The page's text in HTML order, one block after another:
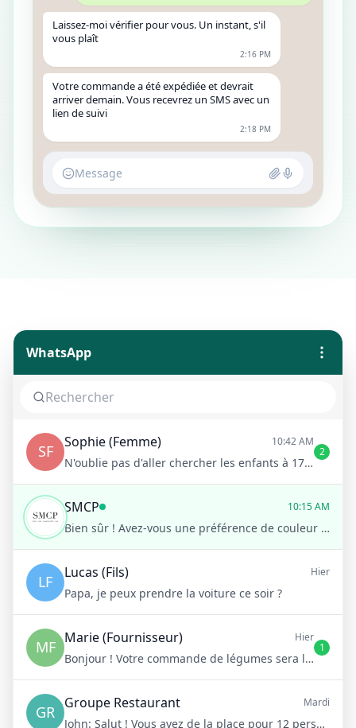
Laissez-moi vérifier pour vous. Un instant, s'il
vous plaît
2:16 PM
Votre commande a été expédiée et devrait
arriver demain. Vous recevrez un SMS avec un
lien de suivi
2:18 PM
Message
WhatsApp
SF Sophie (Femme) 10:42 AM
N'oublie pas d'aller chercher les enfants à 17h !
2
SMCP 10:15 AM
Bien sûr ! Avez-vous une préférence de couleur ou de style ?
LF Lucas (Fils) Hier
Papa, je peux prendre la voiture ce soir ?
MF Marie (Fournisseur) Hier
Bonjour ! Votre commande de légumes sera livrée demain matin à 8h
1
GR Groupe Restaurant Mardi
John: Salut ! Vous avez de la place pour 12 personnes samedi soir ?